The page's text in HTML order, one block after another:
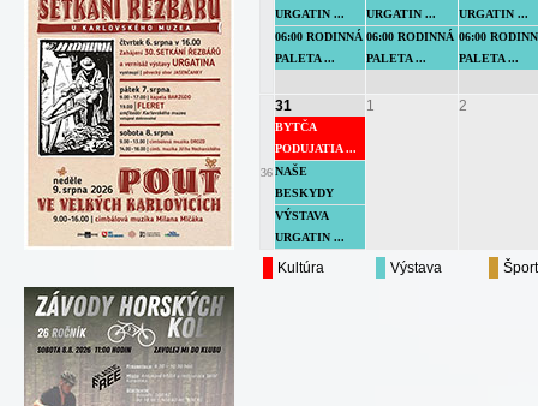
URGATIN ...
06:00 RODINNÁ
PALETA ...
URGATIN ...
06:00 RODINNÁ
PALETA ...
URGATIN ...
06:00
PALETA ...
36
31
BYTČA
PODUJATIA ...
NAŠE
BESKYDY
VÝSTAVA
URGATIN ...
1 2
Kultúra Výstava Šport